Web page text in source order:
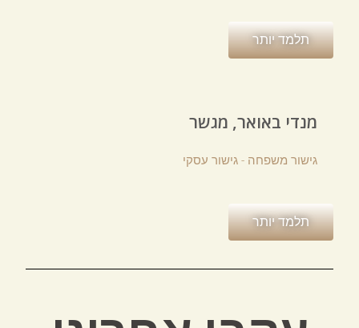
תלמד יותר
מנדי באואר, מגשר
גישור משפחה - גישור עסקי
תלמד יותר